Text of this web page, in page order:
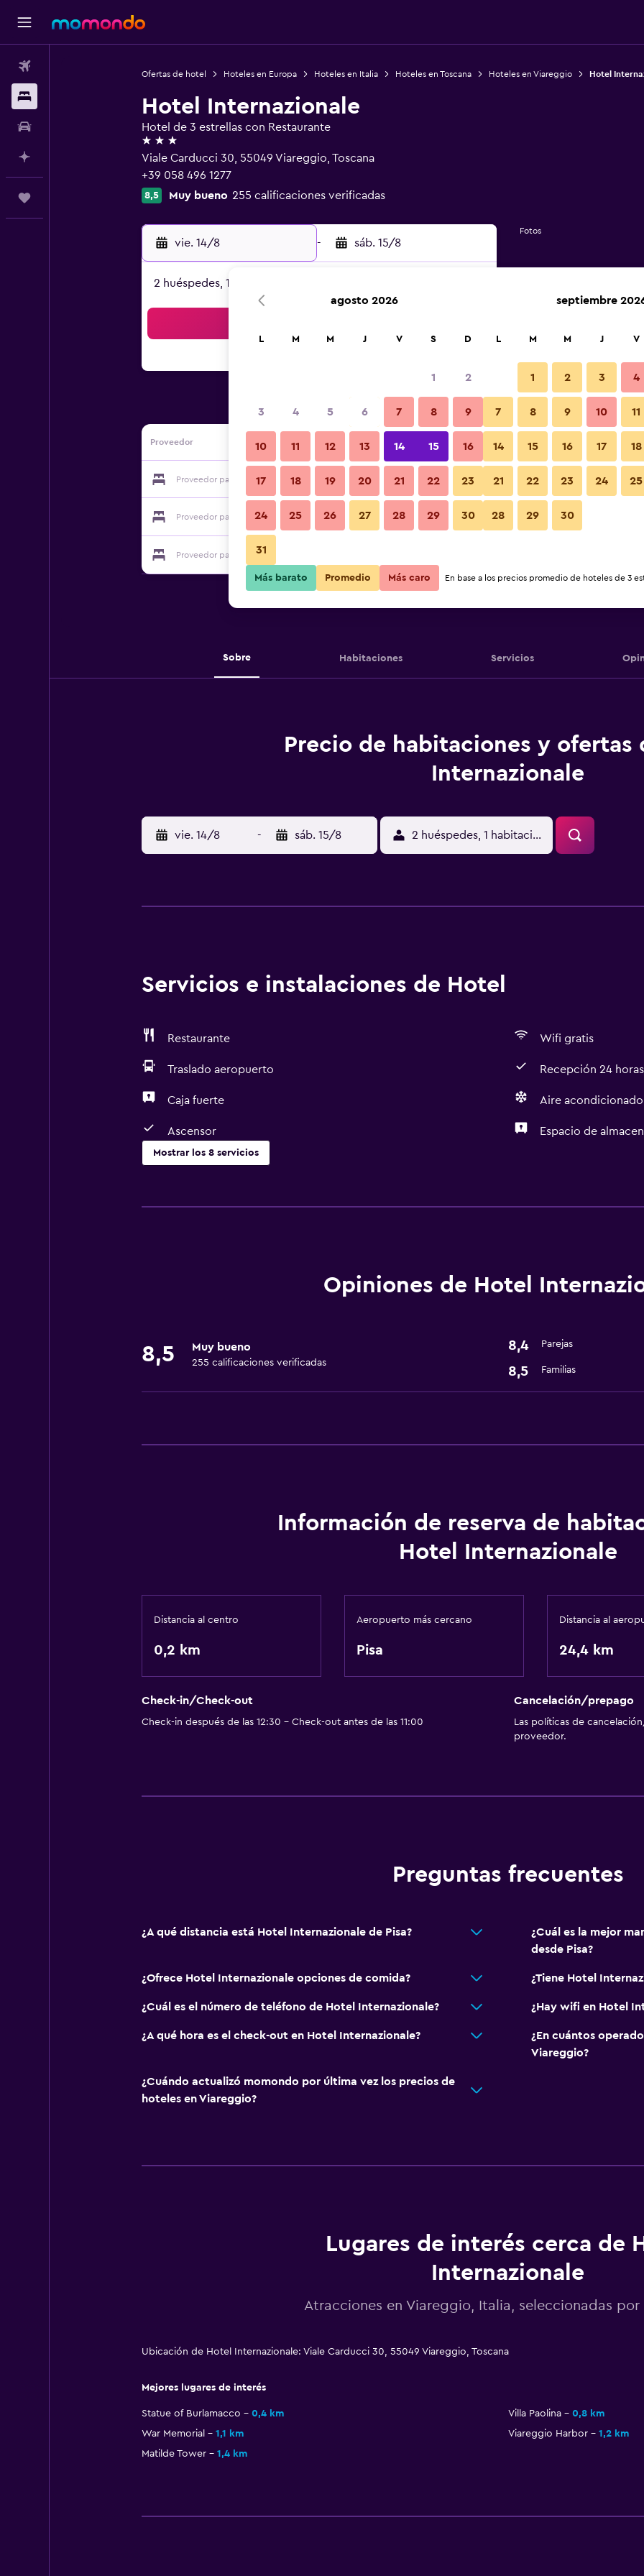
Ofertas de hotel Hoteles en Europa Hoteles en Italia Hoteles en Toscana Hoteles en Viareggio Hotel
Hotel Internazionale
Hotel de 3 estrellas con Restaurante
3 estrellas
Viale Carducci 30, 55049 Viareggio, Toscana
+39 058 496 1277
8,5 Muy bueno 255 calificaciones verificadas
vie. 14/8 - sáb. 15/8
2 huéspedes, 1 habitación
Proveedor
Proveedor para Hotel Internazionale Ver precios
Proveedor para Hotel Internazionale Ver precios
Proveedor para Hotel Internazionale
Fotos
Sobre Habitaciones Servicios
Precio de habitaciones y ofertas
Internazionale
vie. 14/8 - sáb. 15/8 2 huéspedes, 1 habitación
Servicios e instalaciones de Hotel
Restaurante Wifi gratis
Traslado aeropuerto Recepción 24 horas
Caja fuerte Aire acondicionado
Ascensor Espacio de
Mostrar los 8 servicios
Wifi gratis
Traslado aeropuerto
Restaurante
Espacio de almacenamiento
Opiniones de Hotel
8,5 Muy bueno
255 calificaciones verificadas
8,4 Parejas
8,5 Familias
Información de reserva de
Hotel Internazionale
Distancia al centro
0,2 km
Aeropuerto más cercano
Pisa
Distancia al
24,4 km
Check-in/Check-out
Check-in después de las 12:30 - Check-out antes de las 11:00
Cancelación/prepago
Las políticas de
proveedor.
Preguntas frecuentes
¿A qué distancia está Hotel Internazionale de Pisa?
¿Cuál es la mejor
desde Pisa?
¿Ofrece Hotel Internazionale opciones de comida? ¿Tiene Hotel
¿Cuál es el número de teléfono de Hotel Internazionale? ¿Hay wifi en Hotel
¿A qué hora es el check-out en Hotel Internazionale?
¿En cuántos
Viareggio?
¿Cuándo actualizó momondo por última vez los precios de
hoteles en Viareggio?
Lugares de interés cerca de
Internazionale
Atracciones en Viareggio, Italia, seleccionadas
Ubicación de Hotel Internazionale: Viale Carducci 30, 55049 Viareggio, Toscana
Mejores lugares de interés
Statue of Burlamacco 0,4 km Villa Paolina
0,8 km
War Memorial
1,1 km Viareggio Harbor
1,2 km
Matilde Tower
1,4 km
agosto 2026
L M M J V S D
1 2
3 4 5 6 7 8 9
10 11 12 13 14 15 16
17 18 19 20 21 22 23
24 25 26 27 28 29 30
31
septiembre
L M M J V
1 2 3 4
7 8 9 10 11
14 15 16 17 18
21 22 23 24 25
28 29 30
Más barato Promedio Más caro En base a los precios promedio de hoteles de 3